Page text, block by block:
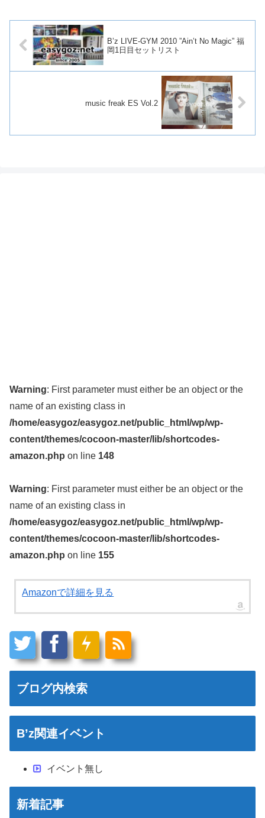
B’z LIVE-GYM 2010 ”Ain’t No Magic” 福
岡1日目セットリスト
music freak ES Vol.2
Warning: First parameter must either be an object or the
name of an existing class in
/home/easygoz/easygoz.net/public_html/wp/wp-
content/themes/cocoon-master/lib/shortcodes-
amazon.php on line 148
Warning: First parameter must either be an object or the
name of an existing class in
/home/easygoz/easygoz.net/public_html/wp/wp-
content/themes/cocoon-master/lib/shortcodes-
amazon.php on line 155
Amazonで詳細を見る
ブログ内検索
B’z関連イベント
イベント無し
新着記事